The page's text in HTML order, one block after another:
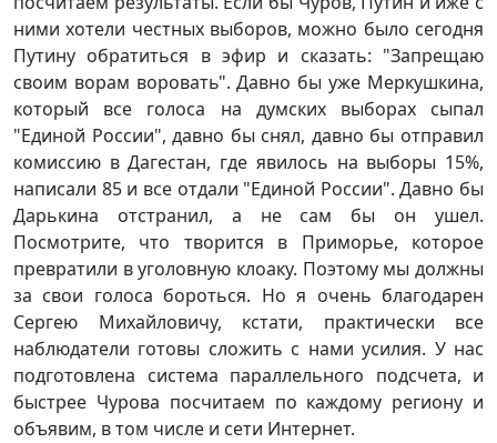
ними хотели честных выборов, можно было сегодня
Путину обратиться в эфир и сказать: "Запрещаю
своим ворам воровать". Давно бы уже Меркушкина,
который все голоса на думских выборах сыпал
"Единой России", давно бы снял, давно бы отправил
комиссию в Дагестан, где явилось на выборы 15%,
написали 85 и все отдали "Единой России". Давно бы
Дарькина отстранил, а не сам бы он ушел.
Посмотрите, что творится в Приморье, которое
превратили в уголовную клоаку. Поэтому мы должны
за свои голоса бороться. Но я очень благодарен
Сергею Михайловичу, кстати, практически все
наблюдатели готовы сложить с нами усилия. У нас
подготовлена система параллельного подсчета, и
быстрее Чурова посчитаем по каждому региону и
объявим, в том числе и сети Интернет.